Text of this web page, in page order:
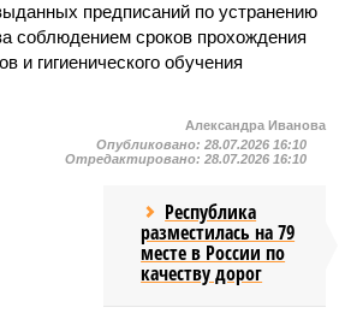
предписаний по устранению
соблюдением сроков прохождения
и гигиенического обучения
Александра Иванова
Опубликовано: 28.07.2026 16:10
Отредактировано: 28.07.2026 16:10
Республика
разместилась на 79
месте в России по
качеству дорог